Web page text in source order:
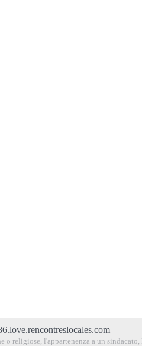
religiose, l'appartenenza a un sindacato,